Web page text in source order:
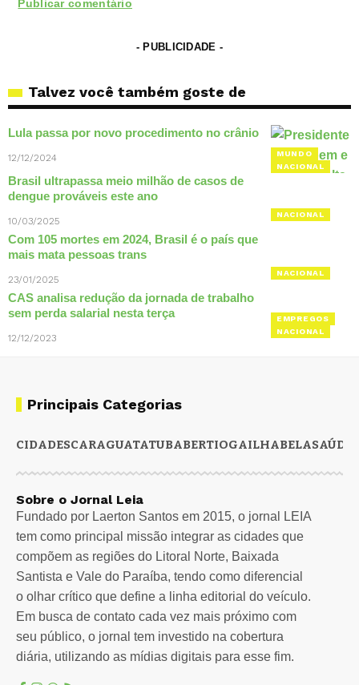
- PUBLICIDADE -
Talvez você também goste de
MUNDO
NACIONAL
Lula passa por novo procedimento no crânio
12/12/2024
NACIONAL
Brasil ultrapassa meio milhão de casos de
dengue prováveis este ano
10/03/2025
NACIONAL
Com 105 mortes em 2024, Brasil é o país que
mais mata pessoas trans
23/01/2025
EMPREGOS
NACIONAL
CAS analisa redução da jornada de trabalho
sem perda salarial nesta terça
12/12/2023
Principais Categorias
CIDADESCARAGUATATUBABERTIOGAILHABELASAÚDE
Sobre o Jornal Leia
Fundado por Laerton Santos em 2015, o jornal LEIA
tem como principal missão integrar as cidades que
compõem as regiões do Litoral Norte, Baixada
Santista e Vale do Paraíba, tendo como diferencial
o olhar crítico que define a linha editorial do veículo.
Em busca de contato cada vez mais próximo com
seu público, o jornal tem investido na cobertura
diária, utilizando as mídias digitais para esse fim.